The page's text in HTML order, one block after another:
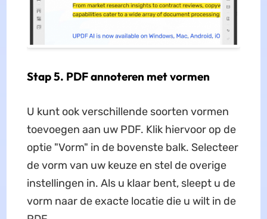
Stap 5. PDF annoteren met vormen
U kunt ook verschillende soorten vormen
toevoegen aan uw PDF. Klik hiervoor op de
optie "Vorm" in de bovenste balk. Selecteer
de vorm van uw keuze en stel de overige
instellingen in. Als u klaar bent, sleept u de
vorm naar de exacte locatie die u wilt in de